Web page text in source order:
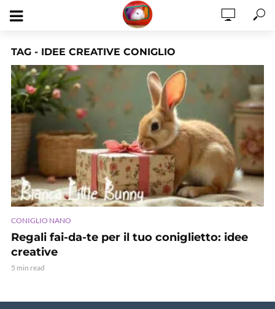
TAG - IDEE CREATIVE CONIGLIO
CONIGLIO NANO
Regali fai-da-te per il tuo coniglietto: idee
creative
5 min read